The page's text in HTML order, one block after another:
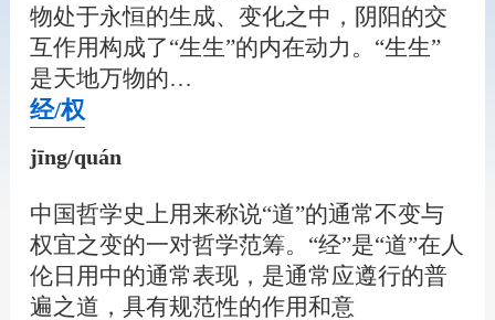
物处于永恒的生成、变化之中，阴阳的交
互作用构成了“生生”的内在动力。“生生”
是天地万物的…
经/权
jīng/quán
中国哲学史上用来称说“道”的通常不变与
权宜之变的一对哲学范筹。“经”是“道”在人
伦日用中的通常表现，是通常应遵行的普
遍之道，具有规范性的作用和意